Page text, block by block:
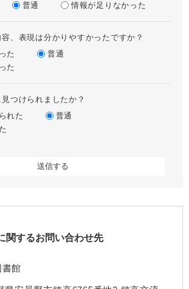
普通 情報が足りなかった
、表現は分かりやすかったですか？
た
普通
た
つけられましたか？
れた
普通
関するお問い合わせ先
館